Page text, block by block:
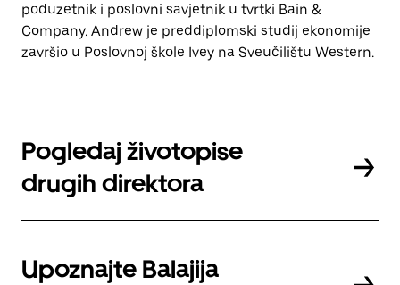
poduzetnik i poslovni savjetnik u tvrtki Bain &
Company. Andrew je preddiplomski studij ekonomije
završio u Poslovnoj škole Ivey na Sveučilištu Western.
Pogledaj životopise
drugih direktora
Upoznajte Balajija